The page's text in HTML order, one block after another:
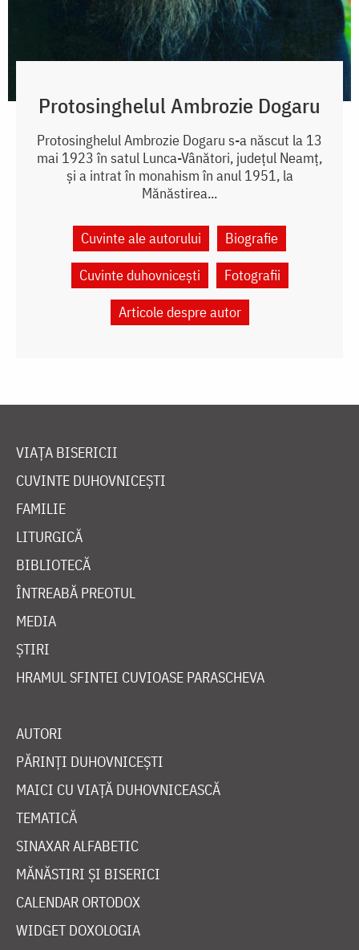
Protosinghelul Ambrozie Dogaru
Protosinghelul Ambrozie Dogaru s-a născut la 13
mai 1923 în satul Lunca-Vânători, județul Neamț,
și a intrat în monahism în anul 1951, la
Mănăstirea...
Cuvinte ale autorului
Biografie
Cuvinte duhovnicești
Fotografii
Articole despre autor
VIAȚA BISERICII
CUVINTE DUHOVNICEȘTI
FAMILIE
LITURGICĂ
BIBLIOTECĂ
ÎNTREABĂ PREOTUL
MEDIA
ȘTIRI
HRAMUL SFINTEI CUVIOASE PARASCHEVA
AUTORI
PĂRINȚI DUHOVNICEȘTI
MAICI CU VIAȚĂ DUHOVNICEASCĂ
TEMATICĂ
SINAXAR ALFABETIC
MĂNĂSTIRI ȘI BISERICI
CALENDAR ORTODOX
WIDGET DOXOLOGIA